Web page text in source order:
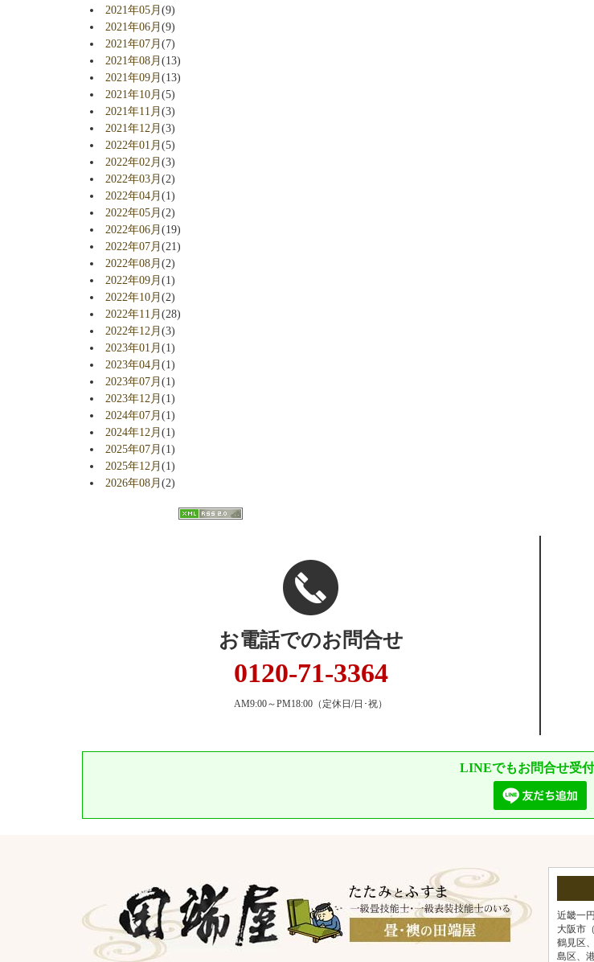
2021年05月(9)
2021年06月(9)
2021年07月(7)
2021年08月(13)
2021年09月(13)
2021年10月(5)
2021年11月(3)
2021年12月(3)
2022年01月(5)
2022年02月(3)
2022年03月(2)
2022年04月(1)
2022年05月(2)
2022年06月(19)
2022年07月(21)
2022年08月(2)
2022年09月(1)
2022年10月(2)
2022年11月(28)
2022年12月(3)
2023年01月(1)
2023年04月(1)
2023年07月(1)
2023年12月(1)
2024年07月(1)
2024年12月(1)
2025年07月(1)
2025年12月(1)
2026年08月(2)
お電話でのお問合せ
0120-71-3364
AM9:00～PM18:00 （定休日/日･祝）
LINEでもお問合せ受付
近畿一
大阪市
鶴見区
島区、